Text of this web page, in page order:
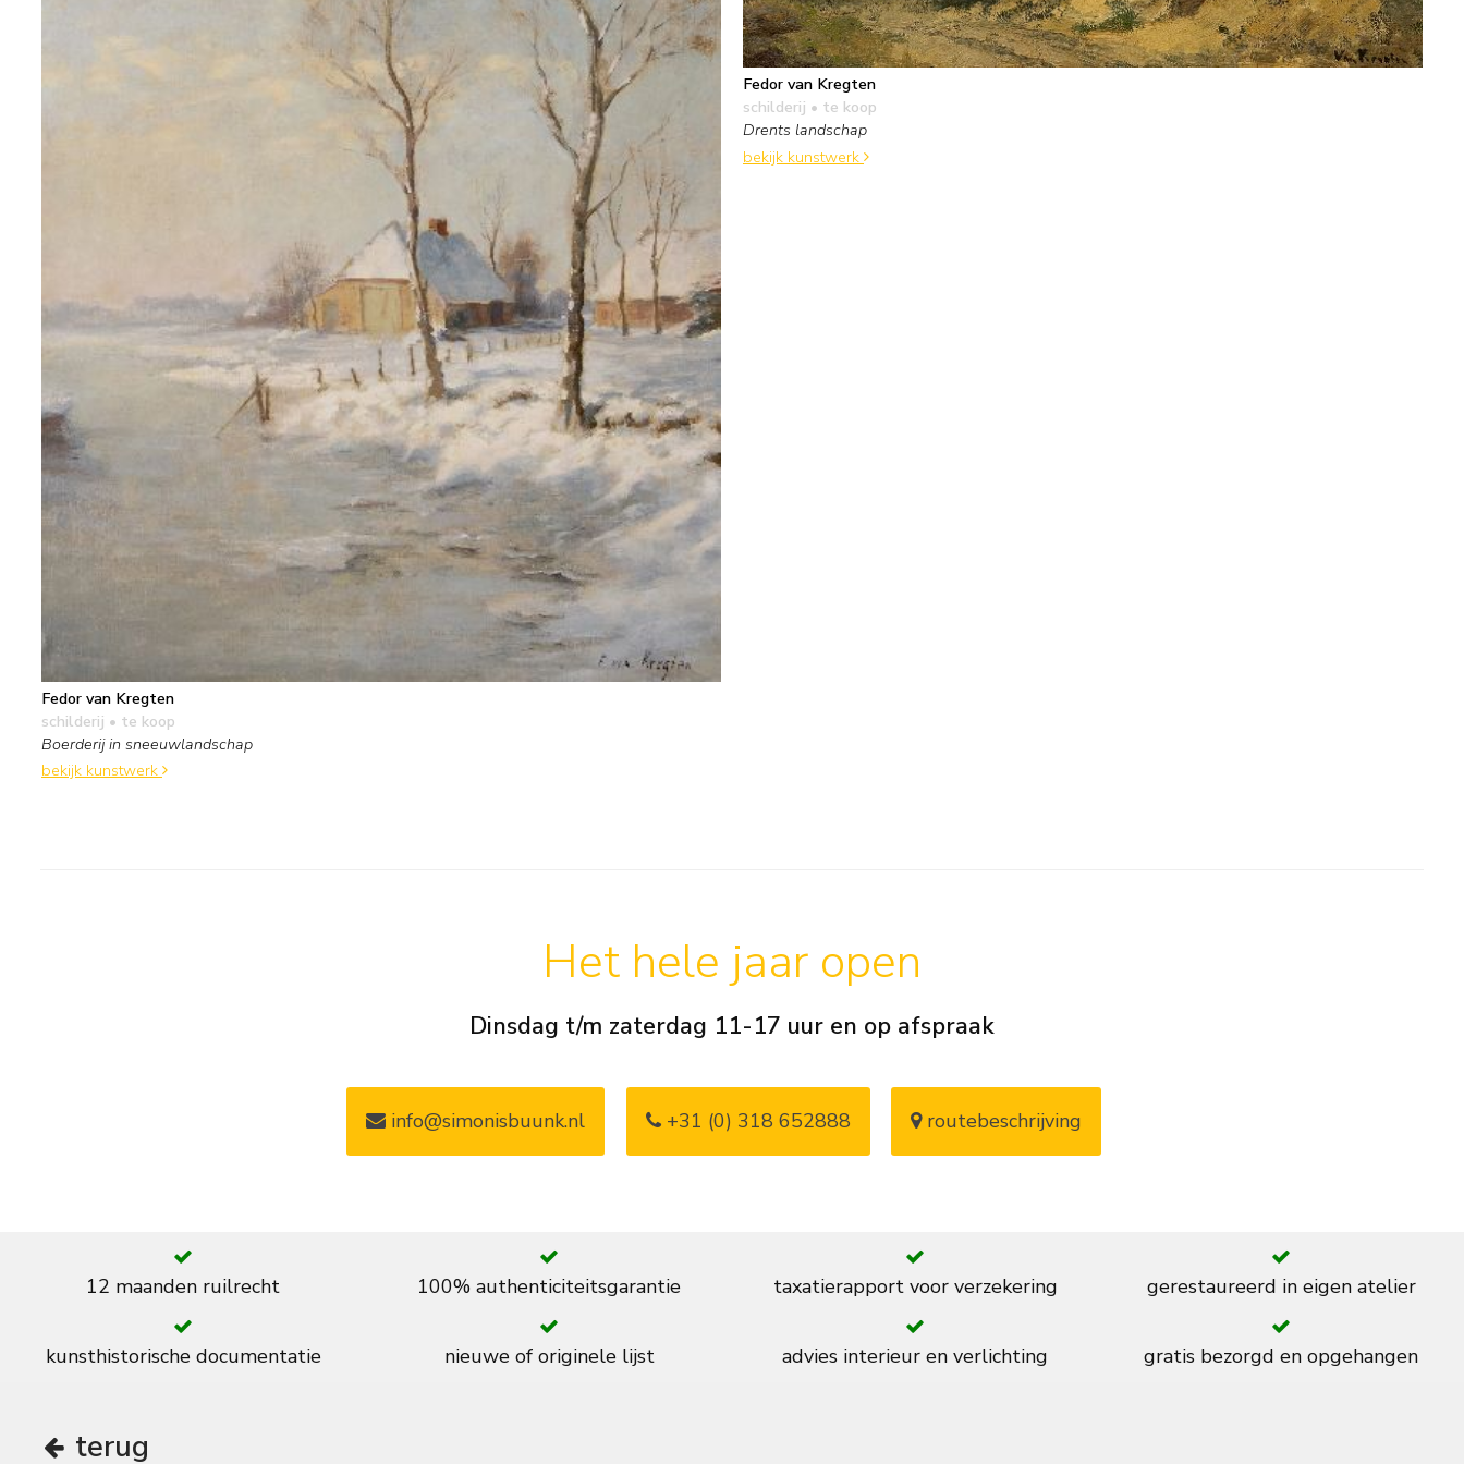
Fedor van Kregten
schilderij • te koop
Boerderij in sneeuwlandschap
bekijk kunstwerk
Fedor van Kregten
schilderij • te koop
Drents landschap
bekijk kunstwerk
Het hele jaar open
Dinsdag t/m zaterdag 11-17 uur en op afspraak
info@simonisbuunk.nl +31 (0) 318 652888 routebeschrijving
12 maanden ruilrecht 100% authenticiteitsgarantie taxatierapport voor verzekering gerestaureerd in eigen atelier
kunsthistorische documentatie nieuwe of originele lijst advies interieur en verlichting gratis bezorgd en opgehangen
terug